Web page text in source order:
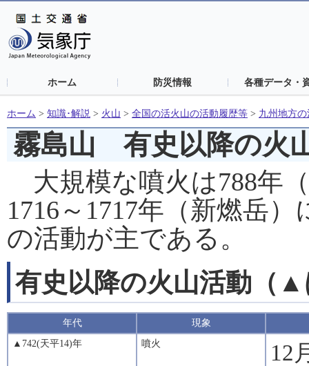
ホーム 防災情報 各種データ・
ホーム > 知識･解説 > 火山 > 全国の活火山の活動履歴等 > 九州地方
霧島山 有史以降の火
大規模な噴火は788年
1716～1717年（新燃岳
の活動が主である。
有史以降の火山活動（
年代
現象
▲742(天平14)年
噴火 12